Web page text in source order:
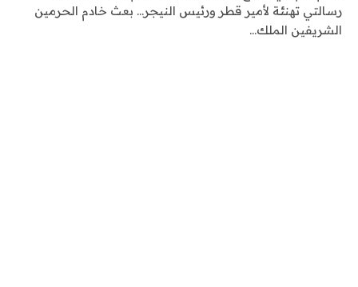
رسالتي تهنئة لأمير قطر ورئيس النيجر… بعث خادم الحرمين
الشريفين الملك…